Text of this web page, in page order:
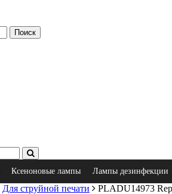
Ксеноновые лампы Лампы дезинфекции
Для струйной печати PLADU14973